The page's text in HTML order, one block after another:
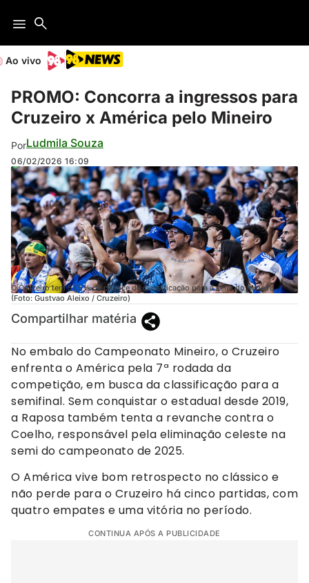
Ao vivo
PROMO: Concorra a ingressos para
Cruzeiro x América pelo Mineiro
PorLudmila Souza
06/02/2026 16:09
O Cruzeiro tem 57,5% de chance de classificação para a semi do Mineiro.
(Foto: Gustvao Aleixo / Cruzeiro)
Compartilhar matéria
No embalo do Campeonato Mineiro, o Cruzeiro
enfrenta o América pela 7ª rodada da
competição, em busca da classificação para a
semifinal. Sem conquistar o estadual desde 2019,
a Raposa também tenta a revanche contra o
Coelho, responsável pela eliminação celeste na
semi do campeonato de 2025.
O América vive bom retrospecto no clássico e
não perde para o Cruzeiro há cinco partidas, com
quatro empates e uma vitória no período.
CONTINUA APÓS A PUBLICIDADE